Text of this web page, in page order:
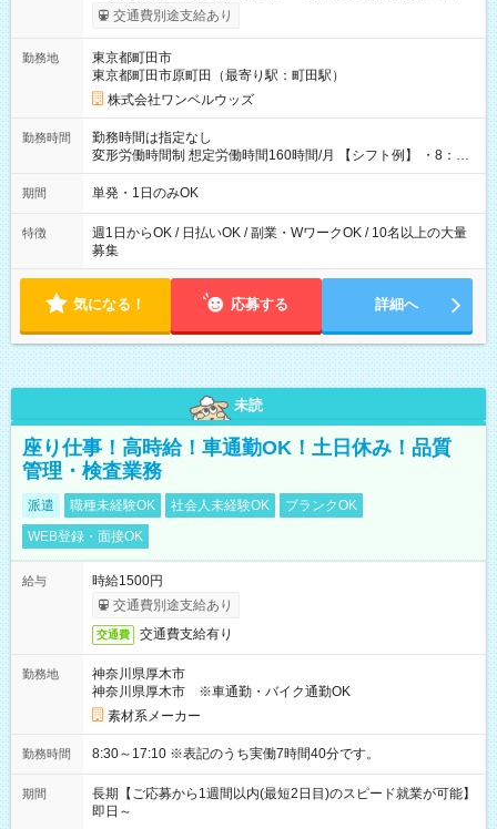
いOK！（規定あり） ┗働いたその日に現金GET♪ お仕事後はコ
ンビニATMから 日払い分を引き落とせます！ 【試用期間】試
交通費別途支給あり
勤務地
東京都町田市
東京都町田市原町田（最寄り駅：町田駅）
株式会社ワンベルウッズ
勤務時間
勤務時間は指定なし
変形労働時間制 想定労働時間160時間/月 【シフト例】 ・8：00
～21：00
期間 単発・1日のみOK
特徴
週1日からOK / 日払いOK / 副業・WワークOK / 10名以上の大量
募集
気になる！ 応募する 詳細へ
未読
座り仕事！高時給！車通勤OK！土日休み！品質
管理・検査業務
派遣 職種未経験OK 社会人未経験OK
ブランクOK
WEB登録・面接OK
給与
時給1500円
交通費別途支給あり
交通費 交通費支給有り
勤務地
神奈川県厚木市
神奈川県厚木市 ※車通勤・バイク通勤OK
素材系メーカー
勤務時間 8:30～17:10 ※表記のうち実働7時間40分です。
期間
長期【ご応募から1週間以内(最短2日目)のスピード就業が可能】
即日～